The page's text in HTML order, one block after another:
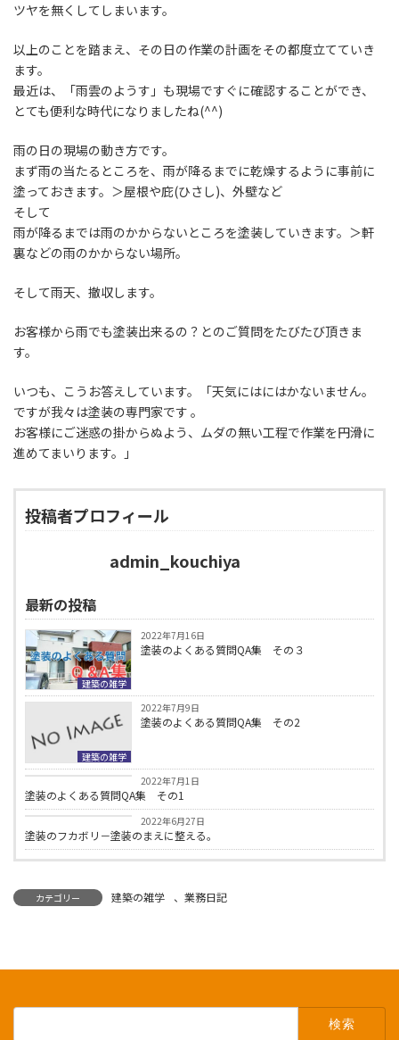
ツヤを無くしてしまいます。
以上のことを踏まえ、 その日の作業の計画をその都度立てていき
ます。
最近は、「雨雲のようす」も現場ですぐに確認することができ、
とても便利な時代になりましたね(^^)
雨の日の現場の動き方です。
まず雨の当たるところを、 雨が降るまでに乾燥するように事前に
塗っておきます。＞屋根や庇(ひさし)、外壁など
そして
雨が降るまでは雨のかからないところを塗装していきます。＞軒
裏などの雨のかからない場所。
そして雨天、撤収します。
お客様から雨でも塗装出来るの？とのご質問をたびたび頂きま
す。
いつも、こうお答えしています。「天気にはにはかないません。
ですが我々は塗装の専門家です 。
お客様にご迷惑の掛からぬよう、ムダの無い工程で作業を円滑に
進めてまいります。」
投稿者プロフィール
admin_kouchiya
最新の投稿
建築の雑学
2022年7月16日
塗装のよくある質問QA集 その３
建築の雑学
2022年7月9日
塗装のよくある質問QA集 その2
建築の雑学
2022年7月1日
塗装のよくある質問QA集 その1
建築の雑学
2022年6月27日
塗装のフカボリ－塗装のまえに整える。
カテゴリー 建築の雑学 、 業務日記
検